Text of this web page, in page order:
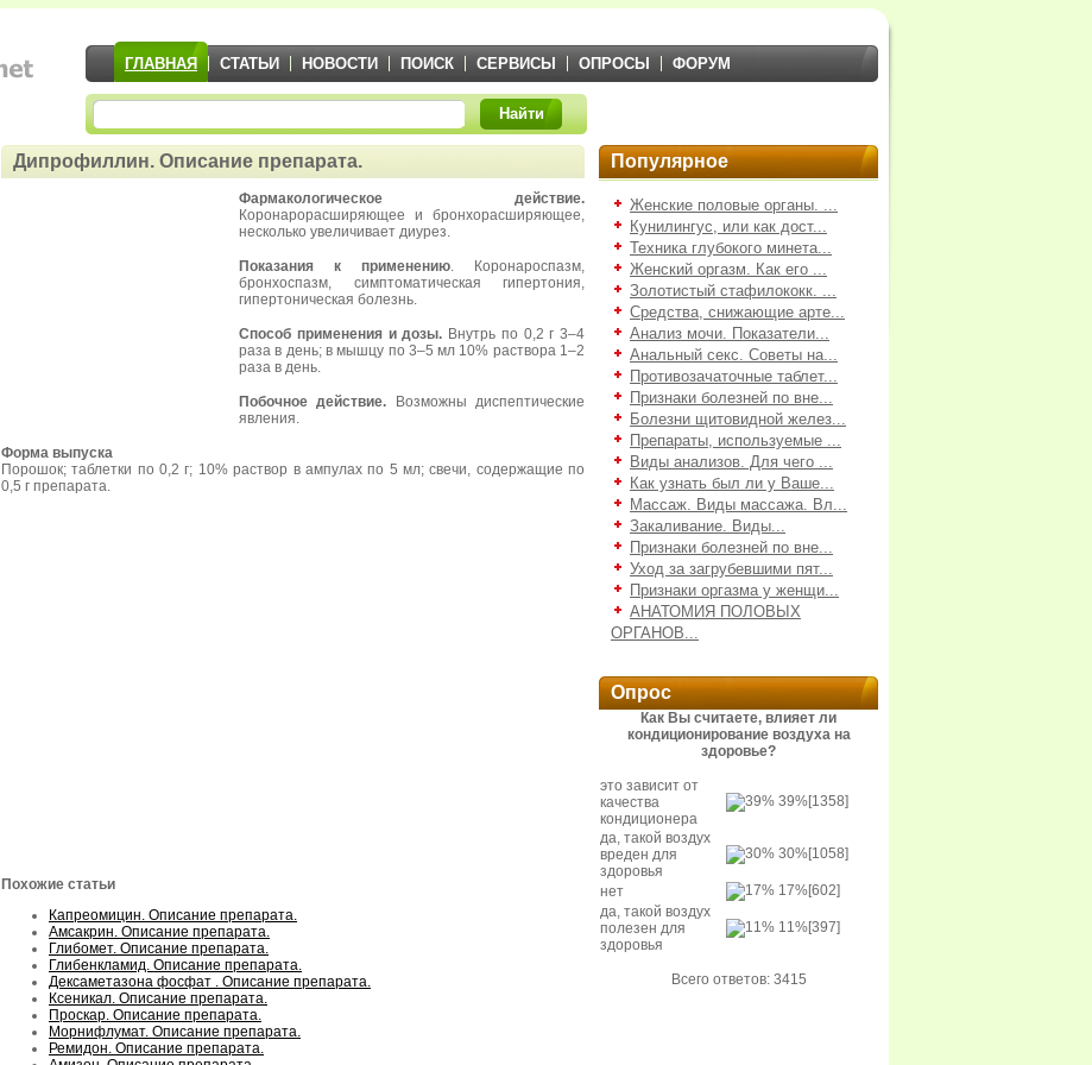
ГЛАВНАЯ СТАТЬИ НОВОСТИ ПОИСК СЕРВИСЫ ОПРОСЫ ФОРУМ
Найти
Дипрофиллин. Описание препарата.
Фармакологическое действие.
Коронарорасширяющее и бронхорасширяющее,
несколько увеличивает диурез.
Показания к применению. Коронароспазм,
бронхоспазм, симптоматическая гипертония,
гипертоническая болезнь.
Способ применения и дозы. Внутрь по 0,2 г 3–4
раза в день; в мышцу по 3–5 мл 10% раствора 1–2
раза в день.
Побочное действие. Возможны диспептические
явления.
Форма выпуска
Порошок; таблетки по 0,2 г; 10% раствор в ампулах по 5 мл; свечи, содержащие по
0,5 г препарата.
Похожие статьи
Капреомицин. Описание препарата.
Амсакрин. Описание препарата.
Глибомет. Описание препарата.
Глибенкламид. Описание препарата.
Дексаметазона фосфат . Описание препарата.
Ксеникал. Описание препарата.
Проскар. Описание препарата.
Морнифлумат. Описание препарата.
Ремидон. Описание препарата.
Популярное
Женские половые органы. ...
Кунилингус, или как дост...
Техника глубокого минета...
Женский оргазм. Как его ...
Золотистый стафилококк. ...
Средства, снижающие арте...
Анализ мочи. Показатели...
Анальный секс. Советы на...
Противозачаточные таблет...
Признаки болезней по вне...
Болезни щитовидной желез...
Препараты, используемые ...
Виды анализов. Для чего ...
Как узнать был ли у Ваше...
Массаж. Виды массажа. Вл...
Закаливание. Виды...
Признаки болезней по вне...
Уход за загрубевшими пят...
Признаки оргазма у женщи...
АНАТОМИЯ ПОЛОВЫХ
ОРГАНОВ...
Опрос
Как Вы считаете, влияет ли
кондиционирование воздуха на
здоровье?
это зависит от
качества
кондиционера
39%[1358]
да, такой воздух
вреден для
здоровья
30%[1058]
нет 17%[602]
да, такой воздух
полезен для
здоровья
11%[397]
Всего ответов: 3415